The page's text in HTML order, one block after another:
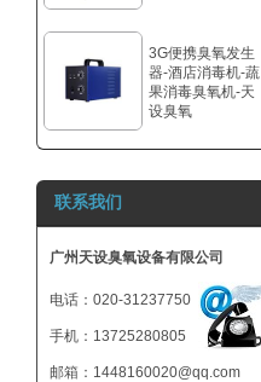
3G便携臭氧发生
器-酒店消毒机-蔬
果消毒臭氧机-天
设臭氧
800mg 臭氧发生
外接12V电池
联系我们
广州天设臭氧设备有限公司
电话：020-31237750
手机：13725280805
邮箱：1448160020@qq.com